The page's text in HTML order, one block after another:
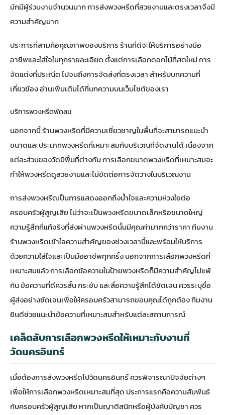
มักมีผู้ร่วมงานจำนวนมาก การส่งพวงหรีดที่สวยงามและตรงเวลาจึงมี
ความสำคัญมาก
ประการที่สามคือคุณภาพของบริการ ร้านที่ดีจะให้บริการอย่างมือ
อาชีพและใส่ใจในทุกรายละเอียด ตั้งแต่การเลือกดอกไม้ที่สดใหม่ การ
จัดแต่งที่ประณีต ไปจนถึงการจัดส่งที่ตรงเวลา สำหรับบทความที่
เกี่ยวข้อง อ่านเพิ่มเติมได้ที่บทความบนเว็บไซต์ของเรา
บริการพวงหรีดพัดลม
นอกจากนี้ ร้านพวงหรีดที่มีความเชี่ยวชาญในพื้นที่จะสามารถแนะนำ
ขนาดและประเภทพวงหรีดที่เหมาะสมกับบริเวณที่จัดงานได้ เนื่องจาก
แต่ละส่วนของวัดมีพื้นที่ต่างกัน การเลือกขนาดพวงหรีดที่เหมาะสมจะ
ทำให้พวงหรีดดูสวยงามและไม่ขัดต่อการจัดวางในบริเวณงาน
การส่งพวงหรีดเป็นการแสดงออกถึงน้ำใจและความห่วงใยต่อ
ครอบครัวผู้สูญเสีย ไม่ว่าจะเป็นพวงหรีดขนาดเล็กหรือขนาดใหญ่
ความรู้สึกที่แท้จริงที่ส่งผ่านพวงหรีดนั้นมีคุณค่ามากกว่าราคา ทีมงาน
ร้านพวงหรีดเข้าใจความสำคัญของช่วงเวลานี้และพร้อมให้บริการ
ด้วยความใส่ใจและเป็นมืออาชีพทุกครั้ง นอกจากการเลือกพวงหรีดที่
เหมาะสมแล้ว การเลือกข้อความในป้ายพวงหรีดก็มีความสำคัญไม่แพ้
กัน ข้อความที่ดีควรสั้น กระชับ และสื่อความรู้สึกได้ชัดเจน ควรระบุชื่อ
ผู้ส่งอย่างชัดเจนเพื่อให้ครอบครัวสามารถขอบคุณได้ถูกต้อง ทีมงาน
ยินดีช่วยแนะนำข้อความที่เหมาะสมสำหรับแต่ละสถานการณ์
เคล็ดลับการเลือกพวงหรีดให้เหมาะกับงานที่
วัดนครอินทร์
เมื่อต้องการส่งพวงหรีดไปวัดนครอินทร์ ควรพิจารณาปัจจัยต่างๆ
เพื่อให้การเลือกพวงหรีดเหมาะสมที่สุด ประการแรกคือความสัมพันธ์
กับครอบครัวผู้สูญเสีย หากเป็นญาติสนิทหรือผู้บังคับบัญชา ควร